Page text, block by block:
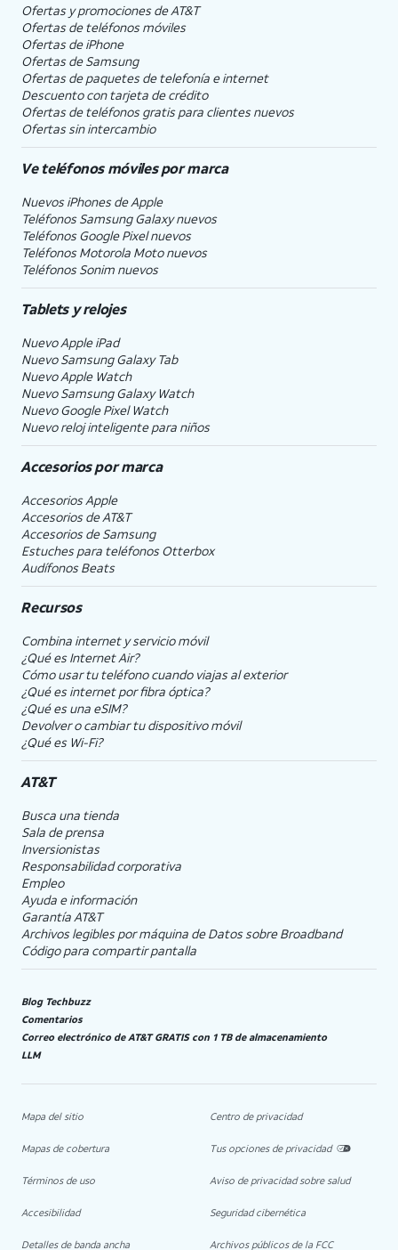
Ofertas y promociones deAT&T
Ofertas de teléfonos móviles
Ofertas deiPhone
Ofertas de Samsung
Ofertas de paquetes de telefonía e internet
Descuento con tarjeta de crédito
Ofertas de teléfonos gratis para clientes nuevos
Ofertas sin intercambio
Ve teléfonos móviles por marca
Nuevos iPhones de Apple
Teléfonos Samsung Galaxy nuevos
Teléfonos Google Pixel nuevos
Teléfonos Motorola Moto nuevos
Teléfonos Sonim nuevos
Tablets y relojes
Nuevo Apple iPad
Nuevo Samsung Galaxy Tab
Nuevo Apple Watch
Nuevo Samsung Galaxy Watch
Nuevo Google Pixel Watch
Nuevo reloj inteligente para niños
Accesorios por marca
Accesorios Apple
Accesorios deAT&T
Accesorios de Samsung
Estuches para teléfonos Otterbox
Audífonos Beats
Recursos
Combina internet y servicio móvil
¿Qué es Internet Air?
Cómo usar tu teléfono cuando viajas al exterior
¿Qué es internet por fibra óptica?
¿Qué es una eSIM?
Devolver o cambiar tu dispositivo móvil
¿Qué es Wi-Fi?
AT&T
Busca una tienda
Sala de prensa
Inversionistas
Responsabilidad corporativa
Empleo
Ayuda e información
Garantía AT&T
Archivos legibles por máquina de Datos sobre Broadband
Código para compartir pantalla
Blog Techbuzz
Comentarios
Correo electrónico de AT&T GRATIS con 1 TB de almacenamiento
LLM
Mapa del sitio
Mapas de cobertura
Términos de uso
Accesibilidad
Detalles de banda ancha
Centro de privacidad
Tus opciones de privacidad
Aviso de privacidad sobre salud
Seguridad cibernética
Archivos públicos de la FCC